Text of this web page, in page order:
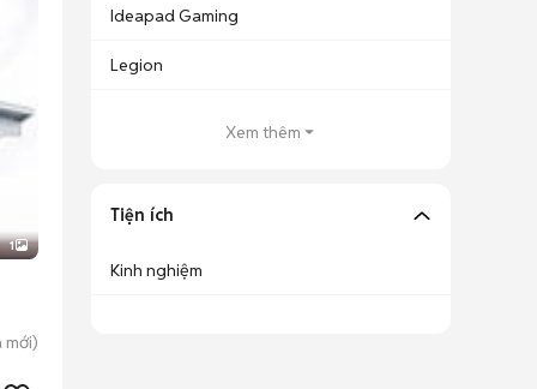
1
mới)
Ideapad Gaming
Legion
Xem thêm
Tiện ích
Kinh nghiệm